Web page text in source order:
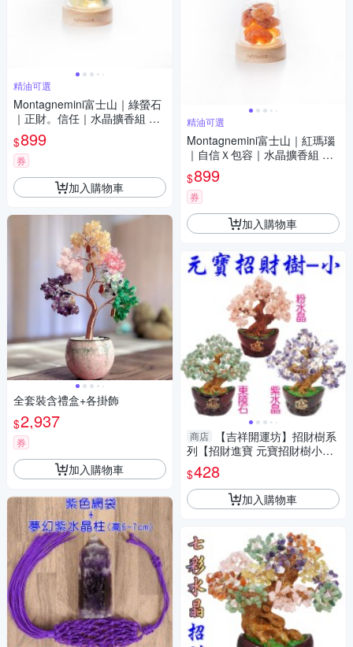
精油可選
Montagnemini富士山｜綠螢石
｜正財。信任｜水晶擴香組 精
油可選
$899
券
加入購物車
全套裝含禮盒+各掛飾
$2,937
券
加入購物車
精油可選
Montagnemini富士山｜紅瑪瑙
｜自信Ｘ包容｜水晶擴香組 精
油可選
$899
券
加入購物車
商店
【吉祥開運坊】招財樹系
列【招財進寶 元寶招財樹小型
天然水晶招財樹 】 淨化開光 擇
日
$428
加入購物車